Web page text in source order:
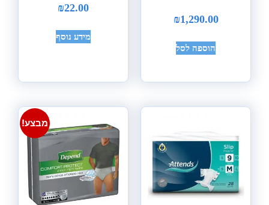
₪1,290.00
הוספה לסל
₪22.00
מידע נוסף
מבצע!